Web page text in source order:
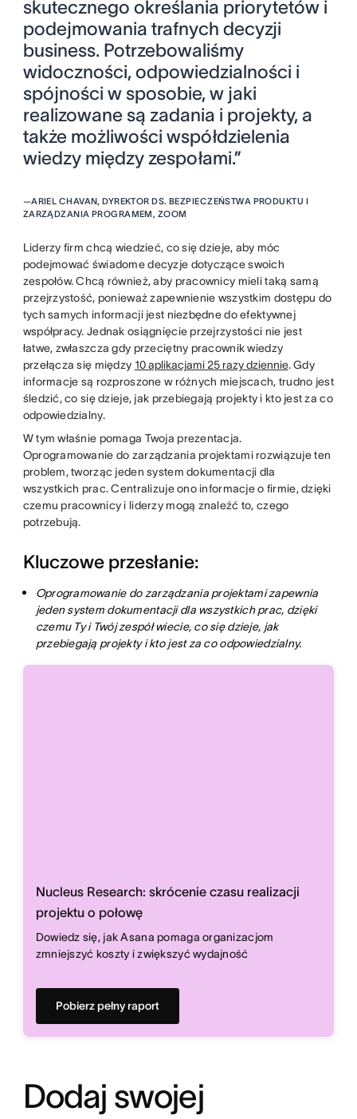
skutecznego określania priorytetów i
podejmowania trafnych decyzji
business. Potrzebowaliśmy
widoczności, odpowiedzialności i
spójności w sposobie, w jaki
realizowane są zadania i projekty, a
także możliwości współdzielenia
wiedzy między zespołami.”
—ARIEL CHAVAN, DYREKTOR DS. BEZPIECZEŃSTWA PRODUKTU I
ZARZĄDZANIA PROGRAMEM, ZOOM
Liderzy firm chcą wiedzieć, co się dzieje, aby móc
podejmować świadome decyzje dotyczące swoich
zespołów. Chcą również, aby pracownicy mieli taką samą
przejrzystość, ponieważ zapewnienie wszystkim dostępu do
tych samych informacji jest niezbędne do efektywnej
współpracy. Jednak osiągnięcie przejrzystości nie jest
łatwe, zwłaszcza gdy przeciętny pracownik wiedzy
przełącza się między 10 aplikacjami 25 razy dziennie. Gdy
informacje są rozproszone w różnych miejscach, trudno jest
śledzić, co się dzieje, jak przebiegają projekty i kto jest za co
odpowiedzialny.
W tym właśnie pomaga Twoja prezentacja.
Oprogramowanie do zarządzania projektami rozwiązuje ten
problem, tworząc jeden system dokumentacji dla
wszystkich prac. Centralizuje ono informacje o firmie, dzięki
czemu pracownicy i liderzy mogą znaleźć to, czego
potrzebują.
Kluczowe przesłanie:
Oprogramowanie do zarządzania projektami zapewnia
jeden system dokumentacji dla wszystkich prac, dzięki
czemu Ty i Twój zespół wiecie, co się dzieje, jak
przebiegają projekty i kto jest za co odpowiedzialny.
Nucleus Research: skrócenie czasu realizacji
projektu o połowę
Dowiedz się, jak Asana pomaga organizacjom
zmniejszyć koszty i zwiększyć wydajność
Pobierz pełny raport
Dodaj swojej